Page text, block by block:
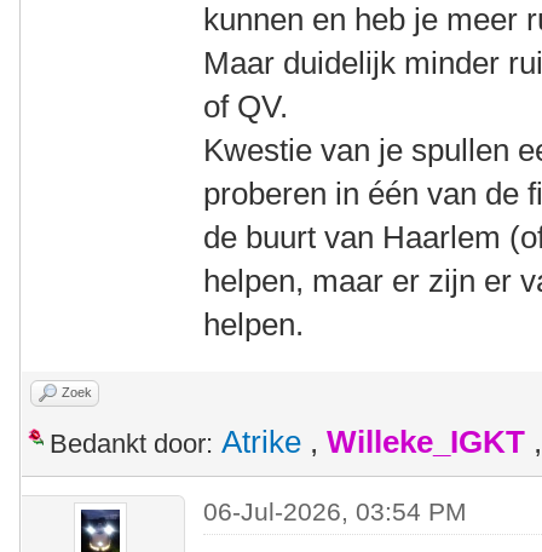
kunnen en heb je meer
Maar duidelijk minder
of QV.
Kwestie van je spullen
proberen in één van de
de buurt van Haarlem
helpen, maar er zijn er
helpen.
Zoek
Bedankt door: Atrike , Willeke_IGKT
06-Jul-2026, 03:54 PM